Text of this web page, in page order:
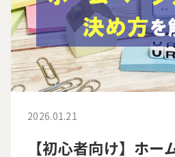
2026.01.21
【初心者向け】ホー